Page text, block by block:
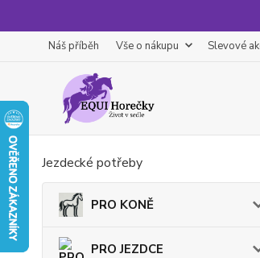
Náš příběh Vše o nákupu Slevové
Jezdecké potřeby
PRO KONĚ
PRO JEZDCE